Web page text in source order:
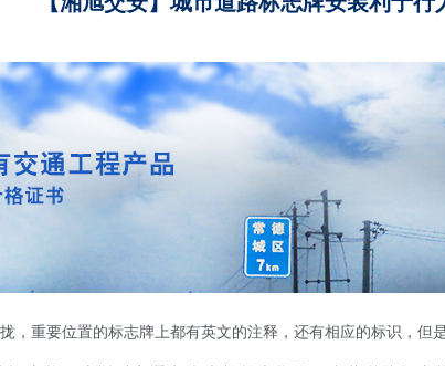
，重要位置的标志牌上都有英文的注释，还有相应的标识，但